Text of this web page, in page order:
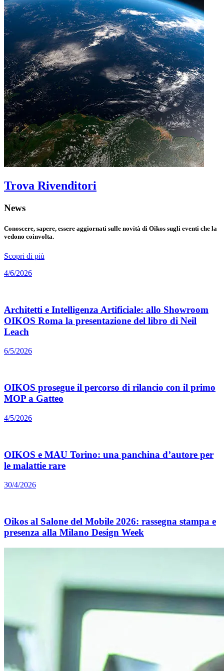
Trova Rivenditori
News
Conoscere, sapere, essere aggiornati sulle novità di Oikos sugli eventi che la
vedono coinvolta.
Scopri di più
4/6/2026
Architetti e Intelligenza Artificiale: allo Showroom
OIKOS Roma la presentazione del libro di Neil
Leach
6/5/2026
OIKOS prosegue il percorso di rilancio con il primo
MOP a Gatteo
4/5/2026
OIKOS e MAU Torino: una panchina d’autore per
le malattie rare
30/4/2026
Oikos al Salone del Mobile 2026: rassegna stampa e
presenza alla Milano Design Week